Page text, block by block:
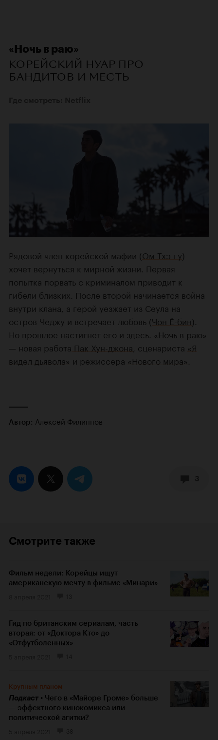
«Ночь в раю»
КОРЕЙСКИЙ НУАР ПРО
БАНДИТОВ И МЕСТЬ
Рядовой член корейской мафии (Ом Тхэ-гу)
хочет вернуться к мирной жизни. Первая
попытка порвать с криминалом приводит к
гибели близких. После второй начинается война
внутри клана, а герой уезжает из Сеула на
остров Чеджу и встречает любовь (Чон Ё-бин).
Но прошлое настигнет его и здесь. «Ночь в раю»
— новая работа Пак Хун-джона , сценариста «Я
видел дьявола» и режиссера «Нового мира»
Автор: Алексей Филиппов
Смотрите также
Фильм недели: Корейцы ищут
американскую мечту в фильме «Минари»
Гид по британским сериалам, часть
вторая: от «Доктора Кто» до
«Отфутболенных»
Крупным планом
Подкаст
Чего в «Майоре Громе» больше
— эффектного кинокомикса или
политической агитки?